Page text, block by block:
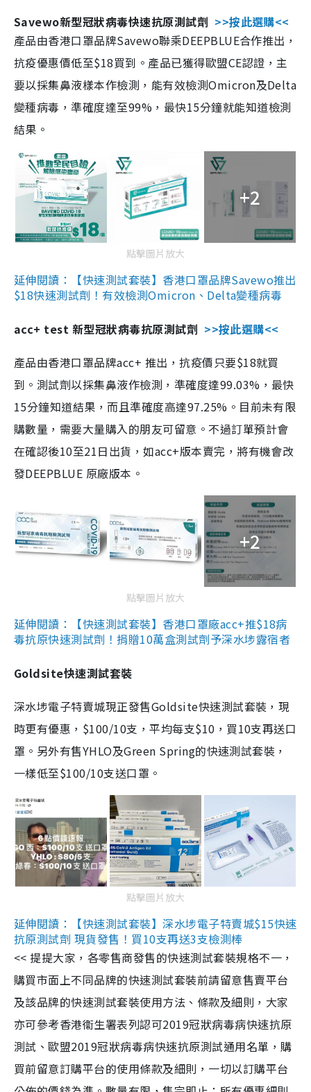
Savewo新型冠狀病毒快速抗原測試劑 >>按此選購<<
產品由香港口罩品牌Savewo聯乘DEEPBLUE合作推出，
抗疫優惠價低至$18買到。產品已獲得歐盟CE認證，主
要以採集鼻液樣本作檢測，能有效檢測Omicron及Delta
變種病毒，準確度達至99%，最快15分鐘就能知道檢測
結果。
+2
點擊圖片放大
延伸閱讀：【快速測試套裝】香港口罩品牌Savewo推出
$18快速測試劑！有效檢測Omicron、Delta變種病毒
acc+ test 新型冠狀病毒抗原測試劑 >>按此選購<<
產品由香港口罩品牌acc+ 推出，抗疫價只要$18就買
到。測試劑以採集鼻液作檢測，準確度達99.03%，最快
15分鐘知道結果，而且準確度高達97.25%。目前未有限
購數量，需要大量購入的朋友可留意。不過訂單預計會
在確認後10至21日出貨，如acc+版本賣完，將有機會改
發DEEPBLUE 原廠版本。
+2
點擊圖片放大
延伸閱讀：【快速測試套裝】香港口罩廠acc+推$18病
毒抗原快速測試劑！捐贈10萬盒測試劑予深水埗露宿者
Goldsite快速測試套裝
深水埗電子特賣城現正發售Goldsite快速測試套裝，現
時更有優惠，$100/10支，平均每支$10，買10支再送口
罩。另外有售YHLO及Green Spring的快速測試套裝，
一樣低至$100/10支送口罩。
點擊圖片放大
延伸閱讀：【快速測試套裝】深水埗電子特賣城$15快速
抗原測試劑 現貨發售！買10支再送3支檢測棒
<< 提提大家，各零售商發售的快速測試套裝規格不一，
購買市面上不同品牌的快速測試套裝前請留意售賣平台
及該品牌的快速測試套裝使用方法、條款及細則，大家
亦可參考香港衞生署表列認可2019冠狀病毒病快速抗原
測試、歐盟2019冠狀病毒病快速抗原測試通用名單，購
買前留意訂購平台的使用條款及細則，一切以訂購平台